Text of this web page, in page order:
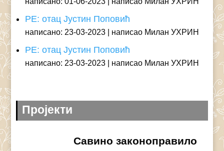
РЕ: отац Јустин Поповић
написано: 23-03-2023 написао Милан УХРИН
РЕ: отац Јустин Поповић
написано: 23-03-2023 написао Милан УХРИН
Пројекти
Савино законоправило